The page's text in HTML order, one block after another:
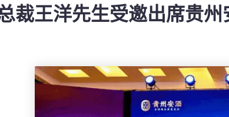
裁王洋先生受邀出席贵